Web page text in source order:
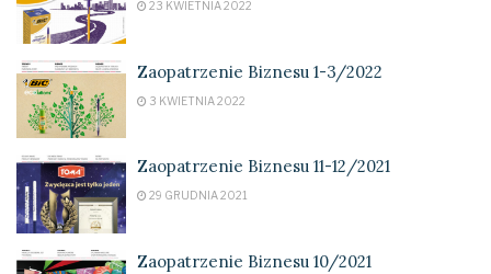
23 KWIETNIA 2022
Zaopatrzenie Biznesu 1-3/2022
3 KWIETNIA 2022
Zaopatrzenie Biznesu 11-12/2021
29 GRUDNIA 2021
Zaopatrzenie Biznesu 10/2021